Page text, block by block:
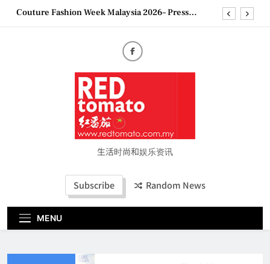
SkipCouture Fashion Week Malaysia 2026– Press
妈妈提供分享剖腹产复原历程的空间
2026 全国房地产大奖创历史纪录 见证马来西亚房
地产经纪行业蓬勃发展
Epson reinvents affordable printing with next-
generation EcoTank Series
Couture Fashion Week Malaysia 2026– Press
“See Her Heal – 1,000 Untold Stories” 为马来西亚
妈妈提供分享剖腹产复原历程的空间
地产经纪行业蓬勃发展
生活时尚和娱乐资讯
Subscribe Random News
MENU